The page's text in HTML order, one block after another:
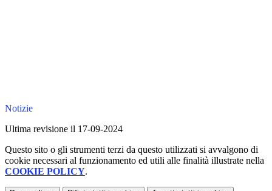
Notizie
Ultima revisione il 17-09-2024
Questo sito o gli strumenti terzi da questo utilizzati si avvalgono di
cookie necessari al funzionamento ed utili alle finalità illustrate nella
COOKIE POLICY.